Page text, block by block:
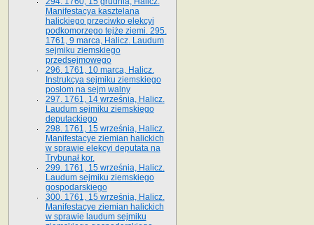
Manifestacya kasztelana
halickiego przeciwko elekcyi
podkomorzego tejże ziemi. 295.
1761, 9 marca, Halicz. Laudum
sejmiku ziemskiego
przedsejmowego
296. 1761, 10 marca, Halicz.
Instrukcya sejmiku ziemskiego
posłom na sejm walny
297. 1761, 14 września, Halicz.
Laudum sejmiku ziemskiego
deputackiego
298. 1761, 15 września, Halicz.
Manifestacye ziemian halickich
w sprawie elekcyi deputata na
Trybunał kor.
299. 1761, 15 września, Halicz.
Laudum sejmiku ziemskiego
gospodarskiego
300. 1761, 15 września, Halicz.
Manifestacye ziemian halickich
w sprawie laudum sejmiku